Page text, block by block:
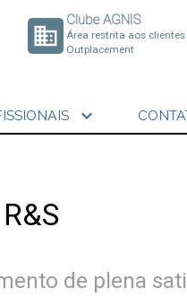
business
Clube AGNIS
Área restrita aos clientes
Outplacement
expand_more
de plena